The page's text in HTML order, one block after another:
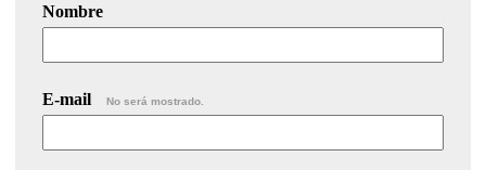
Nombre
E-mail No será mostrado.